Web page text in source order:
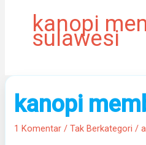
kanopi
sulawesi
kanopi
1 Komentar /Tak Berkategori /
kanopi
membran